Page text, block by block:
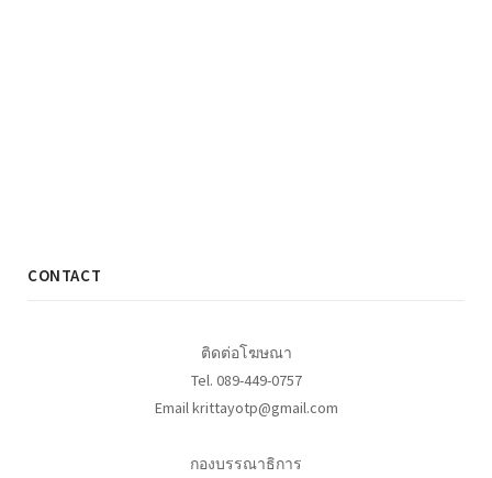
CONTACT
ติดต่อโฆษณา
Tel. 089-449-0757
Email krittayotp@gmail.com
กองบรรณาธิการ